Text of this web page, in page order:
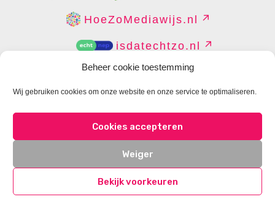
Beheer cookie toestemming
Wij gebruiken cookies om onze website en onze service te optimaliseren.
Cookies accepteren
Weiger
Bekijk voorkeuren
HoeZoMediawijs.nl
isdatechtzo.nl
DISCLAIMER PRIVACY
CONTACT
COOKIES BEHEREN